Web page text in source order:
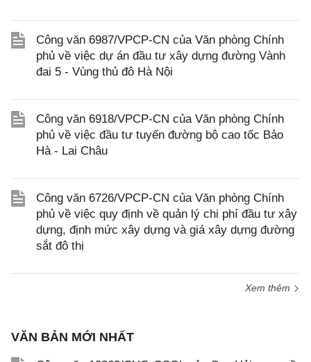
Công văn 6987/VPCP-CN của Văn phòng Chính
phủ về việc dự án đầu tư xây dựng đường Vành
đai 5 - Vùng thủ đô Hà Nội
Công văn 6918/VPCP-CN của Văn phòng Chính
phủ về việc đầu tư tuyến đường bộ cao tốc Bảo
Hà - Lai Châu
Công văn 6726/VPCP-CN của Văn phòng Chính
phủ về việc quy định về quản lý chi phí đầu tư xây
dựng, định mức xây dựng và giá xây dựng đường
sắt đô thị
Xem thêm
VĂN BẢN MỚI NHẤT